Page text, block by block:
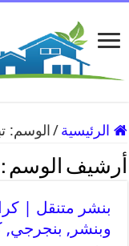
الرئيسية / الوسم:
أرشيف الوسم
وبنشر, بنجرجي,